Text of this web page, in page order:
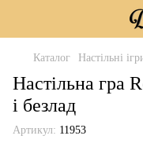
Каталог Настільні
Настільна гра
і безлад
Артикул: 11953